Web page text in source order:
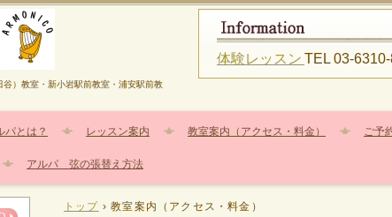
）教室・新小岩駅前教室・浦安駅前教
体験レッスン TEL 03-
パとは？ レッスン案内 教室案内（アクセス・料金） ご予
アルパ 弦の張替え方法
トップ ›教室案内（アクセス・料金）